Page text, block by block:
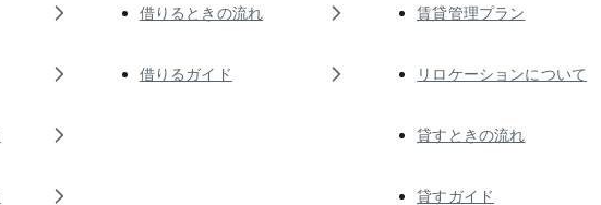
借りるときの流れ
借りるガイド
賃貸管理プラン
リロケーションについて
貸すときの流れ
貸すガイド